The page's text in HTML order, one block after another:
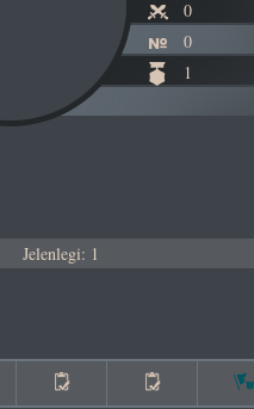
0
0
1
Jelenlegi: 1